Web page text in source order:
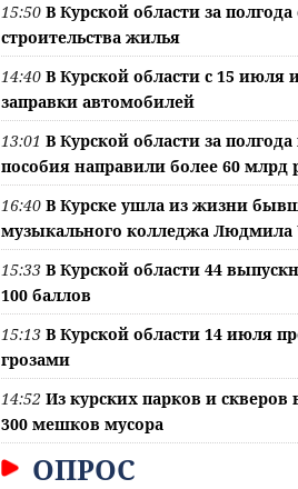
15:50 В Курской области за
строительства жилья
14:40 В Курской области с 15 июля
заправки автомобилей
13:01 В Курской области за
пособия направили более 60 млрд
16:40 В Курске ушла из жизни
музыкального колледжа Людмила
15:33 В Курской области 44
100 баллов
15:13 В Курской области 14 июля
грозами
14:52 Из курских парков и скверов
300 мешков мусора
ОПРОС